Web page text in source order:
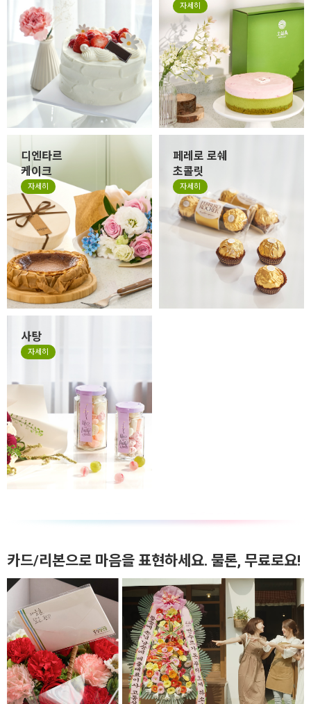
자세히
디엔타르
케이크
자세히
페레로 로쉐
초콜릿
자세히
사탕
자세히
카드/리본으로 마음을 표현하세요. 물론, 무료로요!